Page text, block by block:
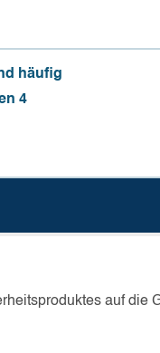
häufig
4
auf die